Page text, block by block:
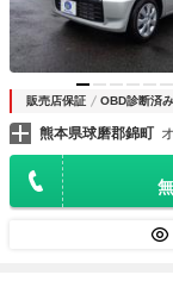
販売店保証 OBD診断済み
熊本県球磨郡錦町